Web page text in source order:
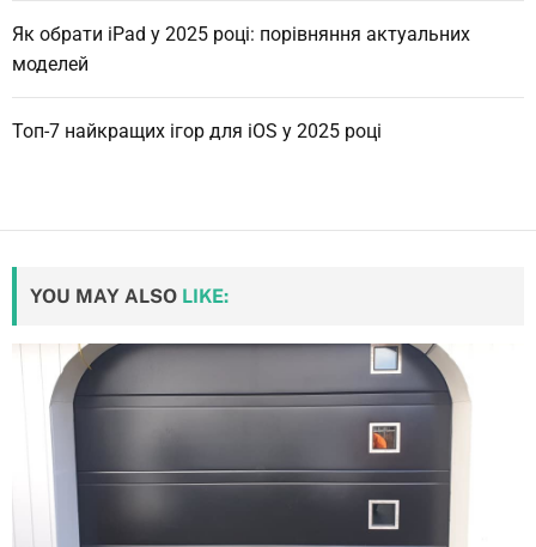
Як обрати iPad у 2025 році: порівняння актуальних
моделей
Топ-7 найкращих ігор для iOS у 2025 році
YOU MAY ALSO LIKE: